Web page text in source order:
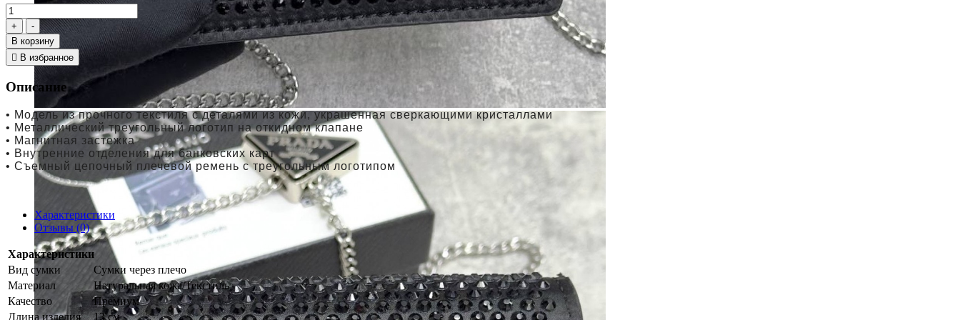
В корзину
В избранное
Описание
• Модель из прочного текстиля с деталями из кожи, украшенная сверкающими кристаллами
• Металлический треугольный логотип на откидном клапане
• Магнитная застежка
• Внутренние отделения для банковских карт
• Съемный цепочный плечевой ремень с треугольным логотипом
Характеристики
Отзывы (0)
Характеристики
Вид сумки
Сумки через плечо
Материал
Натуральная кожа/Текстиль
Качество
Премиум
Длина изделия
13 см